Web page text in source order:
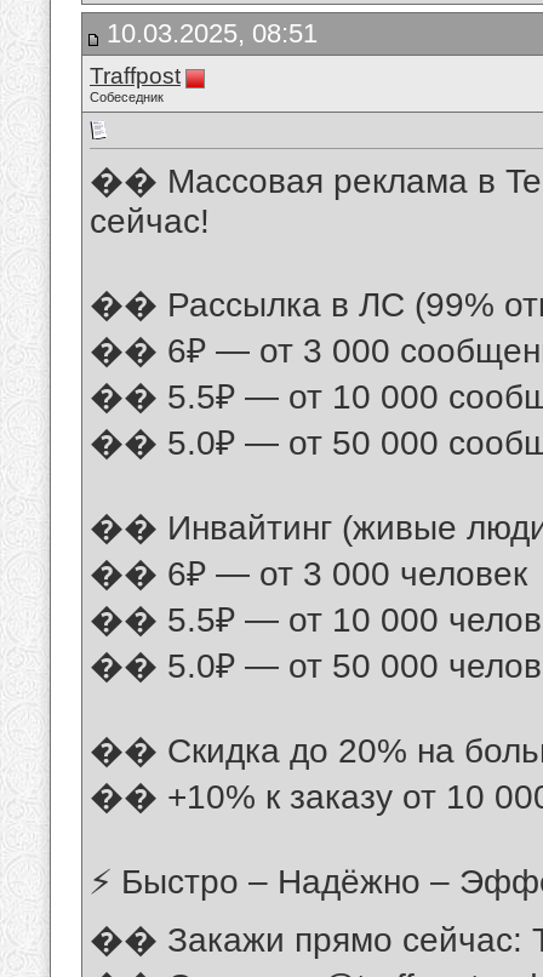
10.03.2025, 08:51
Traffpost
Собеседник
�� Массовая реклама в
сейчас!
�� Рассылка в ЛС (99%
�� 6₽ — от 3 000
�� 5.5₽ — от 10 000
�� 5.0₽ — от 50 000
�� Инвайтинг (живые
�� 6₽ — от 3 000 человек
�� 5.5₽ — от 10 000
�� 5.0₽ — от 50 000
�� Скидка до 20% на
�� +10% к заказу от 10
⚡ Быстро – Надёжно –
�� Закажи прямо сейчас: